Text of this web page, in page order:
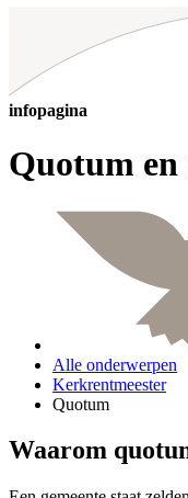
infopagina
Quotum
Alle onderwerpen
Kerkrentmeester
Quotum
Waarom